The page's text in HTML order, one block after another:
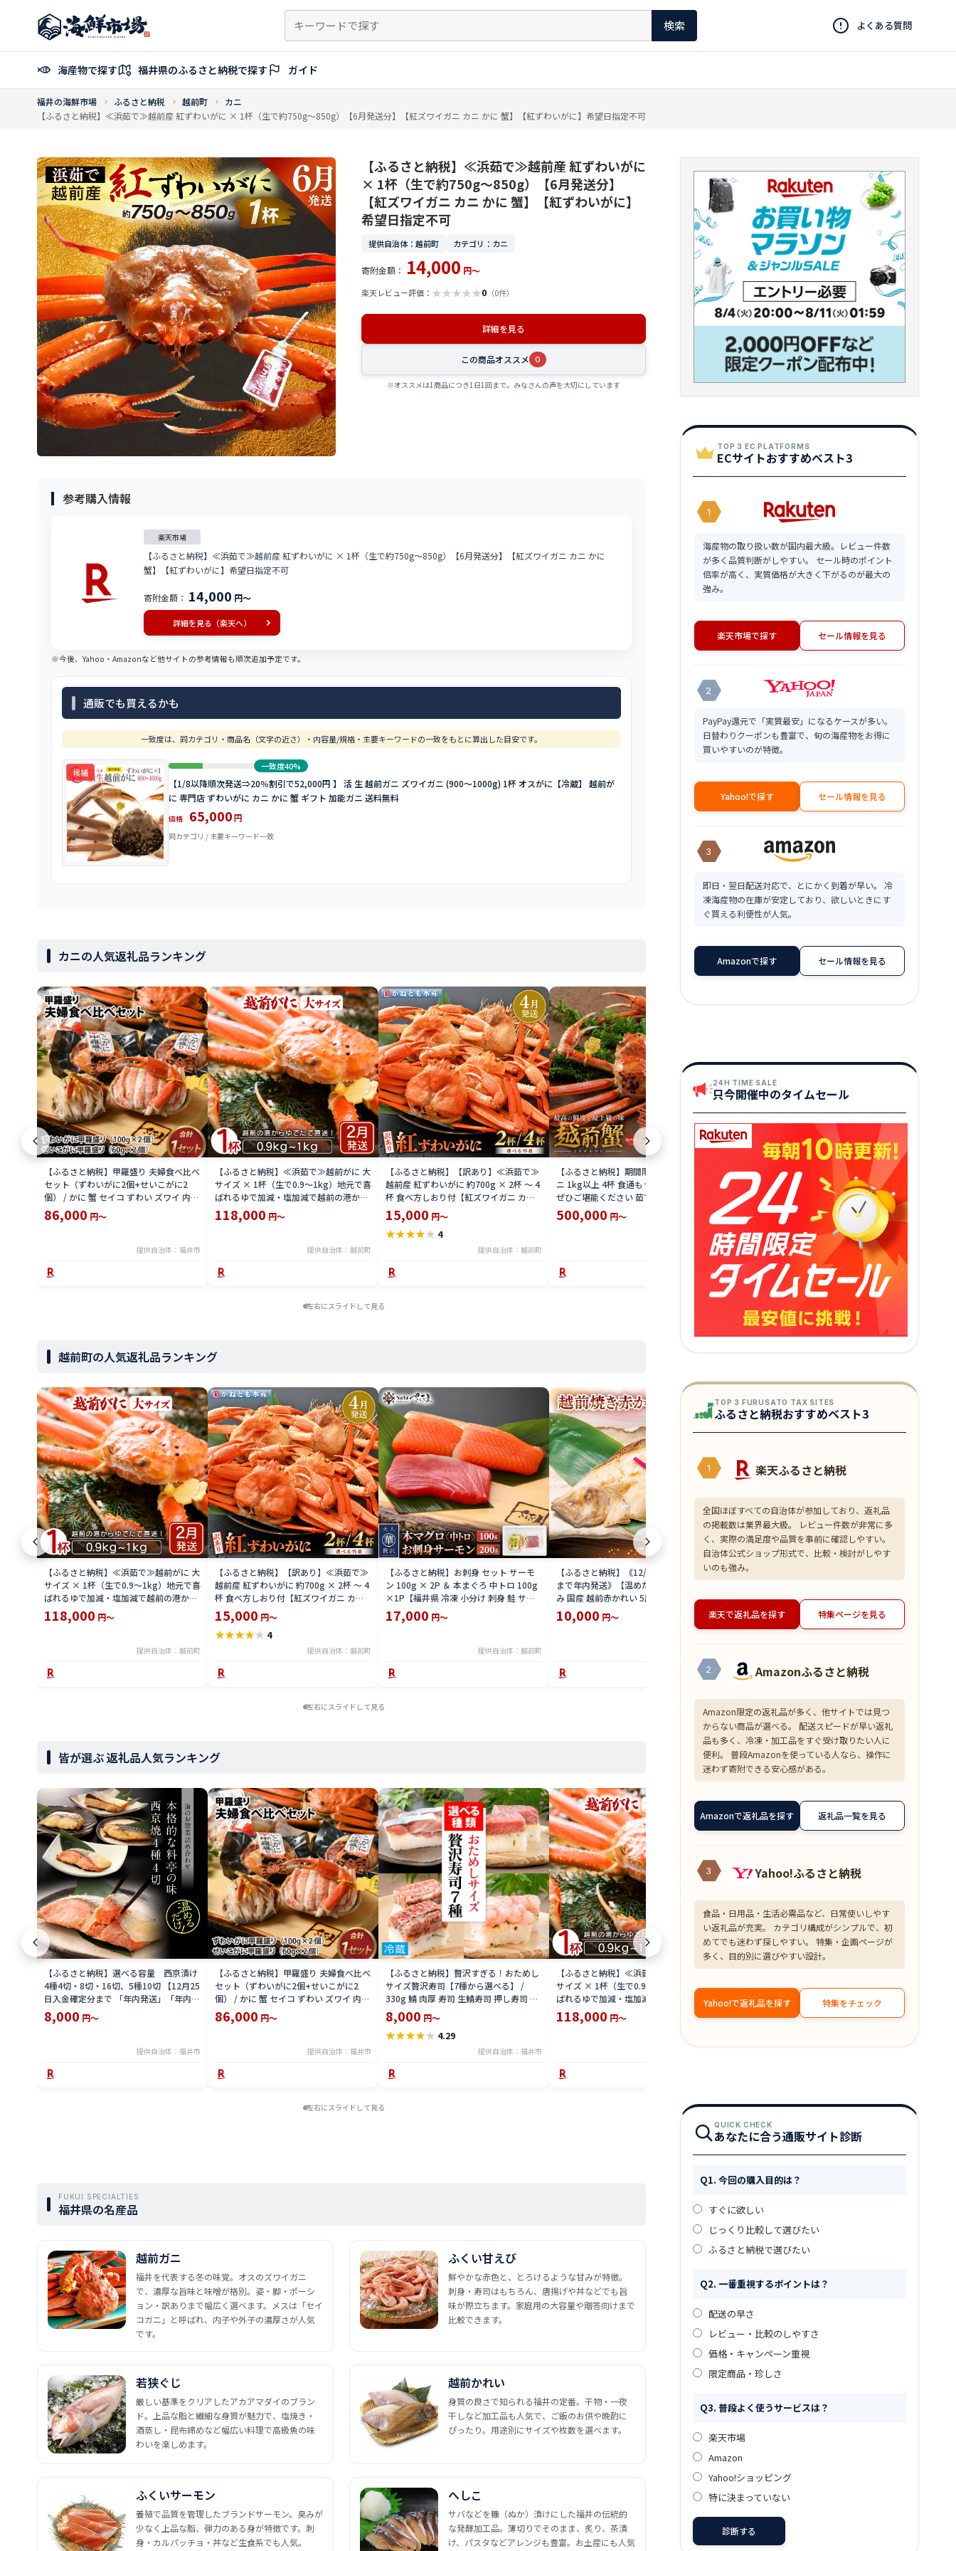
ン
へ
検索 よくある質問
海産物で探す 福井県のふるさと納税で探す ガイド
福井の海鮮市場 ふるさと納税 越前町
カニ
【ふるさと納税】≪浜茹で≫越前産 紅ずわいがに × 1杯（生で約750g～850g）【6月発送分】【紅ズワイガニ カニ かに 蟹】【紅ずわいがに】希望日指定不可
【ふるさと納税】≪浜茹で≫越前産 紅ずわいがに
× 1杯（生で約750g～850g）【6月発送分】
【紅ズワイガニ カニ かに 蟹】【紅ずわいがに】
希望日指定不可
提供自治体：越前町 カテゴリ：カニ
寄附金額： 14,000 円～
楽天レビュー評価： ★★★★★0 （0件）
詳細を見る
この商品オススメ 0
※オススメは1商品につき1日1回まで。みなさんの声を大切にしています
参考購入情報
楽天市場
【ふるさと納税】≪浜茹で≫越前産 紅ずわいがに × 1杯（生で約750g～850g）【6月発送分】【紅ズワイガニ カニ かに
蟹】【紅ずわいがに】希望日指定不可
寄附金額： 14,000 円～
詳細を見る（楽天へ）
※今後、Yahoo・Amazonなど他サイトの参考情報も順次追加予定です。
通販でも買えるかも
一致度は、同カテゴリ・商品名（文字の近さ）・内容量/規格・主要キーワードの一致をもとに算出した目安です。
候補
一致度40%
【1/8以降順次発送⇒20％割引で52,000円 】 活 生 越前ガニ ズワイガニ (900〜1000g) 1杯 オスがに【冷蔵】 越前が
に 専門店 ずわいがに カニ かに 蟹 ギフト 加能ガニ 送料無料
価格 65,000円
同カテゴリ / 主要キーワード一致
カニの人気返礼品ランキング
【ふるさと納税】甲羅盛り 夫婦食べ比べ
セット（ずわいがに2個+せいこがに2
個） / かに 蟹 セイコ ずわい ズワイ 内子
外子 国産 冷凍 冬 冬の味覚 珍味 グルメ
国産 送料無料 [H-065050]
86,000 円～
提供自治体：福井市
【ふるさと納税】≪浜茹で≫越前がに 大
サイズ × 1杯（生で0.9〜1kg）地元で喜
ばれるゆで加減・塩加減で越前の港から
直送！【雄 ズワイガニ ずわいがに 越前
ガニ 姿 ボイル 冷蔵 福井県】【2月発送
入ください [e23-x004_02]
118,000 円～
提供自治体：越前町
【ふるさと納税】【訳あり】≪浜茹で≫
越前産 紅ずわいがに 約700g × 2杯 〜 4
杯 食べ方しおり付【紅ズワイガニ カニ
かに 蟹 姿 ボイル 冷蔵 福井県】【4月発
送分】希望日指定不可
15,000 円～
★★★★★ 4
提供自治体：越前町
【ふるさと納税】期間限定 茹で 越前ガ
ニ 1kg以上 4杯 食通もうなる本場の味を
ぜひご堪能ください 茹でガニ ズワイガ
ニ カニ 蟹 海鮮 福井県 若狭町 お届け：
2025年11月10日～2026年3月31日（年
500,000 円～
提供自治体：若狭町
【ふるさと納税】総合1位獲得『年内配
送可 (12月25日決済完了分まで)』着日指
定可能！最短3営業日以内発送【生食
可】ますよね 商店の元祖 カット済み 生
ずわい蟹 選べる 600g〜3.0kg【ますよ
ね 海鮮 ズワイガニ カニ 蟹 刺身 カニし
ゃぶ お中元 お歳暮 ギフト】
13,000円～
★ ★★★★4.19
提供自治体：敦賀市
味をぜひ、ご
茹でカニ 越前
海鮮 海鮮セ
届け：2025年
147,000
左右にスライドして見る
越前町の人気返礼品ランキング
【ふるさと納税】≪浜茹で≫越前がに 大
サイズ × 1杯（生で0.9〜1kg）地元で喜
ばれるゆで加減・塩加減で越前の港から
直送！【雄 ズワイガニ ずわいがに 越前
ガニ 姿 ボイル 冷蔵 福井県】【2月発送
入ください [e23-x004_02]
118,000 円～
提供自治体：越前町
【ふるさと納税】【訳あり】≪浜茹で≫
越前産 紅ずわいがに 約700g × 2杯 〜 4
杯 食べ方しおり付【紅ズワイガニ カニ
かに 蟹 姿 ボイル 冷蔵 福井県】【4月発
送分】希望日指定不可
15,000 円～
★★★★★ 4
提供自治体：越前町
【ふるさと納税】お刺身 セット サーモ
ン 100g × 2P ＆ 本まぐろ 中トロ 100g
×1P【福井県 冷凍 小分け 刺身 鮭 サケ
さけ マグロ 鮪 】
17,000 円～
提供自治体：越前町
【ふるさと納税】《12/25寄附決済完了
まで年内発送》【温めだけ】焼き調理済
み 国産 越前赤かれい 5尾 干物 焼きカレ
イ / 冷凍 カレイ 小分け 総菜 焼魚 さかな
魚 【越前海岸・美味直送シリーズ】
10,000 円～
【ふるさと納税】鮮度抜群！越前町産 甘
食べやすい！【えび エビ 海老 刺身 海鮮
海産物 魚貝類 魚介類 新鮮 冷凍 】
10,000円～
じ」セット【
送分】希望
左右にスライドして見る
皆が選ぶ 返礼品人気ランキング
【ふるさと納税】選べる容量 西京漬け
4種4切・8切・16切、5種10切 【12月25
日入金確定分まで 「年内発送」「年内配
送」「年内お届け」】/ レンジで温める
だけ 西京焼き 湯煎 西京漬 送料無料
8,000 円～
提供自治体：福井市
【ふるさと納税】甲羅盛り 夫婦食べ比べ
セット（ずわいがに2個+せいこがに2
個） / かに 蟹 セイコ ずわい ズワイ 内子
外子 国産 冷凍 冬 冬の味覚 珍味 グルメ
国産 送料無料 [H-065050]
86,000 円～
提供自治体：福井市
【ふるさと納税】贅沢すぎる！おためし
サイズ贅沢寿司【7種から選べる】 /
330g 鯖 肉厚 寿司 生鯖寿司 押し寿司 ご
褒美 おためし用 一人前 サバ 海鮮 棒寿司
バッテラ 魚貝 懐石料理 冷蔵配送 四季食
彩 萩 送料無料 [A-013025]
8,000 円～
★★★★★ 4.29
提供自治体：福井市
【ふるさと納税】≪浜茹で≫越前がに 大
サイズ × 1杯（生で0.9〜1kg）地元で喜
ばれるゆで加減・塩加減で越前の港から
直送！【雄 ズワイガニ ずわいがに 越前
ガニ 姿 ボイル 冷蔵 福井県】【2月発送
分】希望日指定可 備考欄に希望日をご記
118,000 円～
【ふるさと納税】＜数量限定＞港町つる
がの潮風感じる 創作 海鮮丼の素 浜焼き
鯖 × Sio檸檬ペッパー 5食セット 若狭名
物 浜焼き鯖を贅沢に使用 丼 どんぶり 海
18,000円～
【ふるさと納
焼くだけ！ 骨
魚 焼魚 焼く
赤魚 銀ダラ
10,000
左右にスライドして見る
FUKUI SPECIALTIES
福井県の名産品
越前ガニ
福井を代表する冬の味覚。オスのズワイガニ
で、濃厚な旨味と味噌が格別。姿・脚・ポーシ
ョン・訳ありまで幅広く選べます。メスは「セイ
コガニ」と呼ばれ、内子や外子の濃厚さが人気
です。
ふくい甘えび
鮮やかな赤色と、とろけるような甘みが特徴。
刺身・寿司はもちろん、唐揚げや丼などでも旨
味が際立ちます。家庭用の大容量や贈答向けまで
比較できます。
若狭ぐじ
厳しい基準をクリアしたアカアマダイのブラン
ド。上品な脂と繊細な身質が魅力で、塩焼き・
酒蒸し・昆布締めなど幅広い料理で高級魚の味
わいを楽しめます。
越前かれい
身質の良さで知られる福井の定番。干物・一夜
干しなど加工品も人気で、ご飯のお供や晩酌に
ぴったり。用途別にサイズや枚数を選べます。
ふくいサーモン
養殖で品質を管理したブランドサーモン。臭みが
少なく上品な脂、弾力のある身が特徴です。刺
身・カルパッチョ・丼など生食系でも人気。
へしこ
サバなどを糠（ぬか）漬けにした福井の伝統的
な発酵加工品。薄切りでそのまま、炙り、茶漬
け、パスタなどアレンジも豊富。お土産にも人気
TOP 3 EC PLATFORMS
ECサイトおすすめベスト3
1
海産物の取り扱い数が国内最大級。レビュー件数
が多く品質判断がしやすい。 セール時のポイント
倍率が高く、実質価格が大きく下がるのが最大の
強み。
楽天市場で探す セール情報を見る
2
PayPay還元で「実質最安」になるケースが多い。
日替わりクーポンも豊富で、旬の海産物をお得に
買いやすいのが特徴。
Yahoo!で探す セール情報を見る
3
即日・翌日配送対応で、とにかく到着が早い。 冷
凍海産物の在庫が安定しており、欲しいときにす
ぐ買える利便性が人気。
Amazonで探す セール情報を見る
24H TIME SALE
只今開催中のタイムセール
TOP 3 FURUSATO TAX SITES
ふるさと納税おすすめベスト3
1 楽天ふるさと納税
全国ほぼすべての自治体が参加しており、返礼品
の掲載数は業界最大級。 レビュー件数が非常に多
く、実際の満足度や品質を事前に確認しやすい。
自治体公式ショップ形式で、比較・検討がしやす
いのも強み。
楽天で返礼品を探す 特集ページを見る
2 Amazonふるさと納税
Amazon限定の返礼品が多く、他サイトでは見つ
からない商品が選べる。 配送スピードが早い返礼
品も多く、冷凍・加工品をすぐ受け取りたい人に
便利。 普段Amazonを使っている人なら、操作に
迷わず寄附できる安心感がある。
Amazonで返礼品を探す 返礼品一覧を見る
3 Yahoo!ふるさと納税
食品・日用品・生活必需品など、日常使いしやす
い返礼品が充実。 カテゴリ構成がシンプルで、初
めてでも迷わず探しやすい。 特集・企画ページが
多く、目的別に選びやすい設計。
Yahoo!で返礼品を探す 特集をチェック
QUICK CHECK
あなたに合う通販サイト診断
Q1. 今回の購入目的は？
すぐに欲しい
じっくり比較して選びたい
ふるさと納税で選びたい
Q2. 一番重視するポイントは？
配送の早さ
レビュー・比較のしやすさ
価格・キャンペーン重視
限定商品・珍しさ
Q3. 普段よく使うサービスは？
楽天市場
Amazon
Yahoo!ショッピング
特に決まっていない
診断する